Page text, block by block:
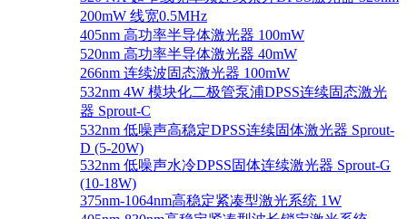
200mW 线宽0.5MHz
405nm 高功率半导体激光器 100mW
520nm 高功率半导体激光器 40mW
266nm 连续波固态激光器 100mW
532nm 4W 模块化二极管泵浦DPSS连续固态激光
器 Sprout-C
532nm 低噪声高稳定DPSS连续固体激光器 Sprout-
D (5-20W)
532nm 低噪声水冷DPSS固体连续激光器 Sprout-G
(10-18W)
375nm-1064nm高稳定紧凑型激光系统 1W